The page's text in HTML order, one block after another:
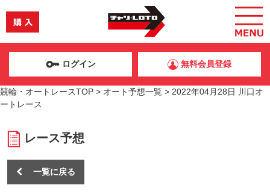
ログイン 無料会員登録
競輪・オートレースTOP > オート予想一覧 > 2022年04月28日 川口オ
ートレース
レース予想
一覧に戻る